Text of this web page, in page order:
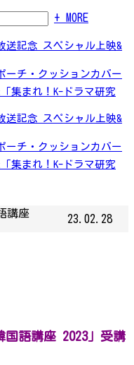
+ MORE
送記念 スペシャル上映&
ーチ・クッションカバー
集まれ！K-ドラマ研究
送記念 スペシャル上映&
ーチ・クッションカバー
集まれ！K-ドラマ研究
講座
23.02.28
国語講座 2023」受講